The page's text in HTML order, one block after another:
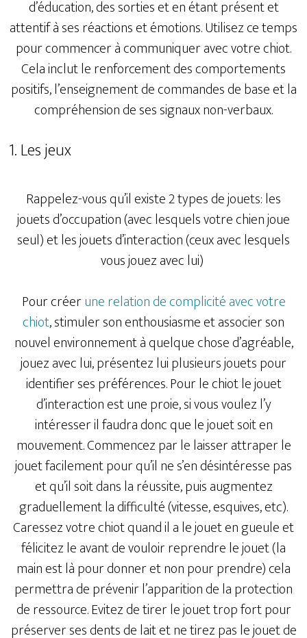
d’éducation, des sorties et en étant présent et
attentif à ses réactions et émotions. Utilisez ce temps
pour commencer à communiquer avec votre chiot.
Cela inclut le renforcement des comportements
positifs, l’enseignement de commandes de base et la
compréhension de ses signaux non-verbaux.
1. Les jeux
Rappelez-vous qu’il existe 2 types de jouets: les
jouets d’occupation (avec lesquels votre chien joue
seul) et les jouets d’interaction (ceux avec lesquels
vous jouez avec lui)
Pour créerune relation de complicité avec votre
chiot, stimuler son enthousiasme et associer son
nouvel environnement à quelque chose d’agréable,
jouez avec lui, présentez lui plusieurs jouets pour
identifier ses préférences. Pour le chiot le jouet
d’interaction est une proie, si vous voulez l’y
intéresser il faudra donc que le jouet soit en
mouvement. Commencez par le laisser attraper le
jouet facilement pour qu’il ne s’en désintéresse pas
et qu’il soit dans la réussite, puis augmentez
graduellement la difficulté (vitesse, esquives, etc).
Caressez votre chiot quand il a le jouet en gueule et
félicitez le avant de vouloir reprendre le jouet (la
main est là pour donner et non pour prendre) cela
permettra de prévenir l’apparition de la protection
de ressource. Evitez de tirer le jouet trop fort pour
préserver ses dents de lait et ne tirez pas le jouet de